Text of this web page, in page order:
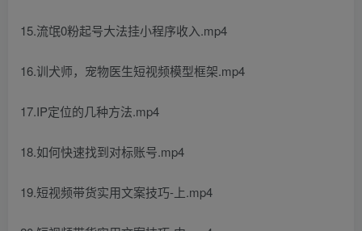
15.流氓0粉起号大法挂小程序收入.mp4
16.训犬师，宠物医生短视频模型框架.mp4
17.IP定位的几种方法.mp4
18.如何快速找到对标账号.mp4
19.短视频带货实用文案技巧-上.mp4